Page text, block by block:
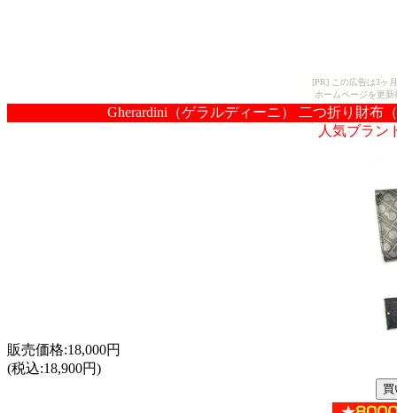
[PR] この広告は3ヶ
ホームページを更
Gherardini（ゲラルディーニ） 二つ折り財布
人気ブラン
販売価格:18,000円
(税込:18,900円)